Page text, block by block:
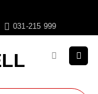
031-215 999